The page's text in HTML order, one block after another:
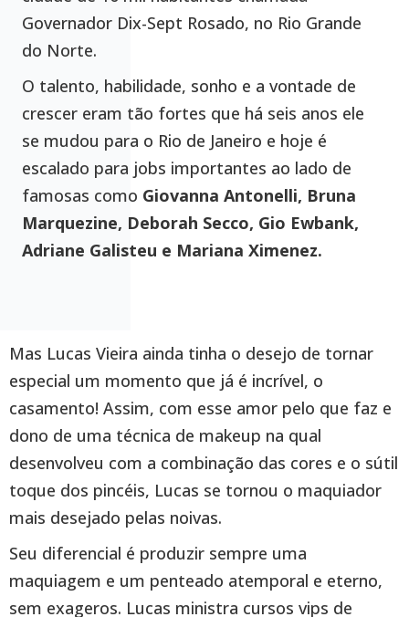
Governador Dix-Sept Rosado, no Rio Grande
do Norte.
O talento, habilidade, sonho e a vontade de
crescer eram tão fortes que há seis anos ele
se mudou para o Rio de Janeiro e hoje é
escalado para jobs importantes ao lado de
famosas como Giovanna Antonelli, Bruna
Marquezine, Deborah Secco, Gio Ewbank,
Adriane Galisteu e Mariana Ximenez.
Mas Lucas Vieira ainda tinha o desejo de tornar
especial um momento que já é incrível, o
casamento! Assim, com esse amor pelo que faz e
dono de uma técnica de makeup na qual
desenvolveu com a combinação das cores e o sútil
toque dos pincéis, Lucas se tornou o maquiador
mais desejado pelas noivas.
Seu diferencial é produzir sempre uma
maquiagem e um penteado atemporal e eterno,
sem exageros. Lucas ministra cursos vips de